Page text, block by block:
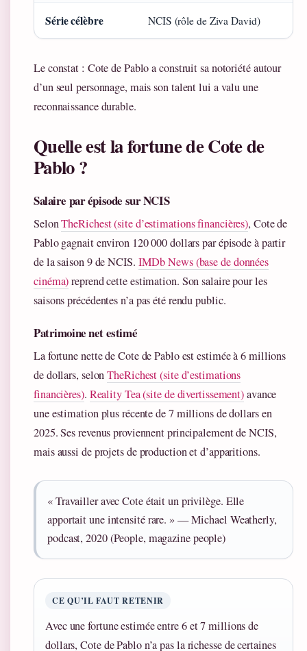
Série célèbre NCIS (rôle de Ziva David)
Le constat : Cote de Pablo a construit sa notoriété autour
d’un seul personnage, mais son talent lui a valu une
reconnaissance durable.
Quelle est la fortune de Cote de
Pablo ?
Salaire par épisode sur NCIS
SelonTheRichest (site d’estimations financières), Cote de
Pablo gagnait environ 120 000 dollars par épisode à partir
de la saison 9 de NCIS. IMDb News (base de données
cinéma)reprend cette estimation. Son salaire pour les
saisons précédentes n’a pas été rendu public.
Patrimoine net estimé
La fortune nette de Cote de Pablo est estimée à 6 millions
de dollars, selonTheRichest (site d’estimations
financières). Reality Tea (site de divertissement)avance
une estimation plus récente de 7 millions de dollars en
2025. Ses revenus proviennent principalement de NCIS,
mais aussi de projets de production et d’apparitions.
« Travailler avec Cote était un privilège. Elle
apportait une intensité rare. » — Michael Weatherly,
podcast, 2020 (People, magazine people)
CE QU’IL FAUT RETENIR
Avec une fortune estimée entre 6 et 7 millions de
dollars, Cote de Pablo n’a pas la richesse de certaines